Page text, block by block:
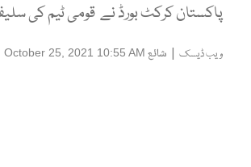
پاکستان کرکٹ بورڈ نے قومی ٹیم کی
ویب ڈیسک | شائع October 25, 2021 10:55 AM